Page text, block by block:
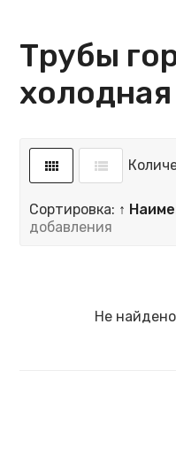
Трубы
Сортировка: ↑
добавления
Не